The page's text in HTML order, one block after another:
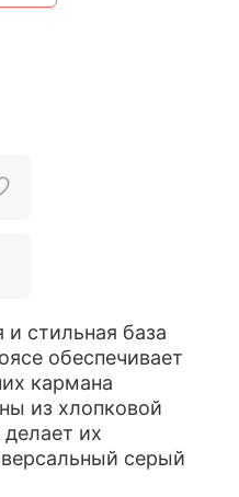
стильная база
обеспечивает
кармана
из хлопковой
их
серый